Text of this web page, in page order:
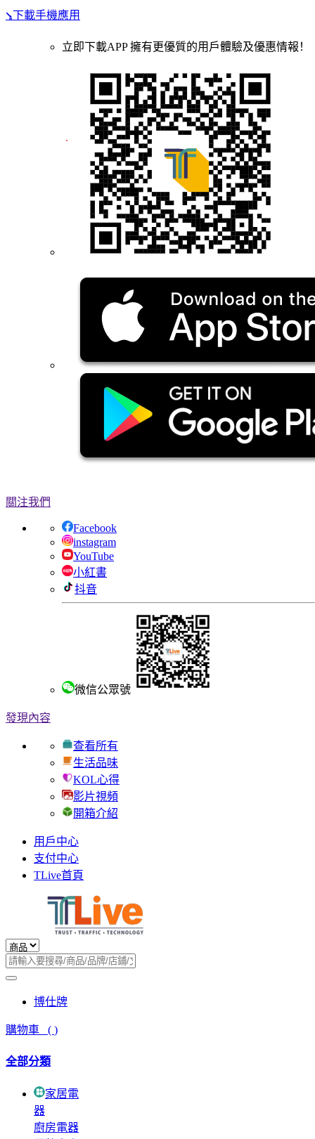
⭸下載手機應用
立即下載APP 擁有更優質的用戶體驗及優惠情報！
關注我們
Facebook
instagram
YouTube
小紅書
抖音
微信公眾號
發現內容
查看所有
生活品味
KOL心得
影片視頻
開箱介紹
用戶中心
支付中心
TLive首頁
博仕牌
購物車 ( )
全部分類
家居電
器
廚房電器